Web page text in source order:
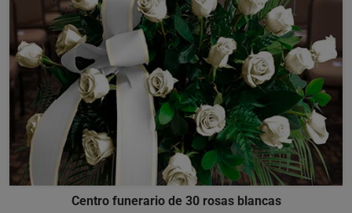
Centro funerario de 30 rosas blancas